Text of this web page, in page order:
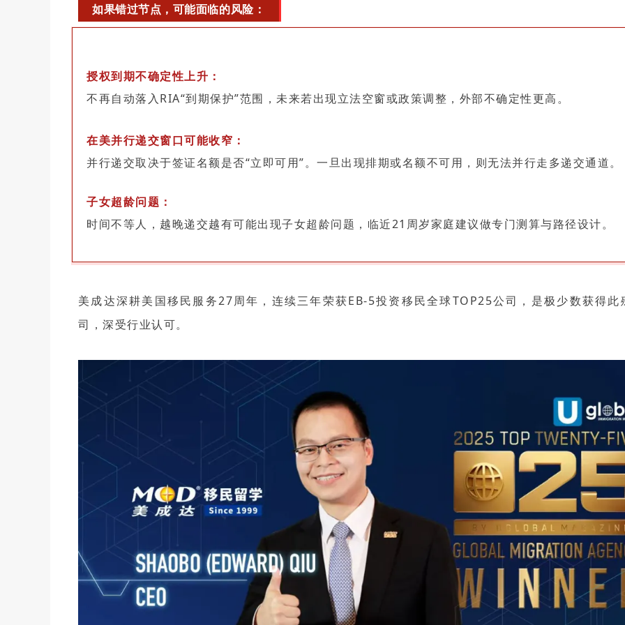
如果错过节点，可能面临的风险：
授权到期不确定性上升：
不再自动落入RIA“到期保护”范围，未来若出现立法空窗或政策调整，外部不确定性更高。
在美并行递交窗口可能收窄：
并行递交取决于签证名额是否“立即可用”。一旦出现排期或名额不可用，则无法并行走多递交通道。
子女超龄问题：
时间不等人，越晚递交越有可能出现子女超龄问题，临近21周岁家庭建议做专门测算与路径设计。
美成达深耕美国移民服务27周年，连续三年荣获EB-5投资移民全球TOP25公司，是极少数获得此
司，深受行业认可。